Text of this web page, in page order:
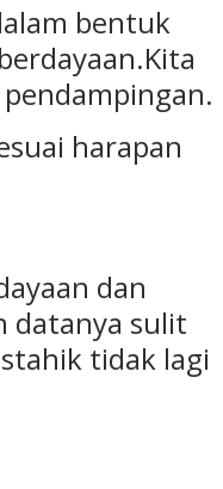
bentuk
harapan
dan
datanya sulit
tidak lagi